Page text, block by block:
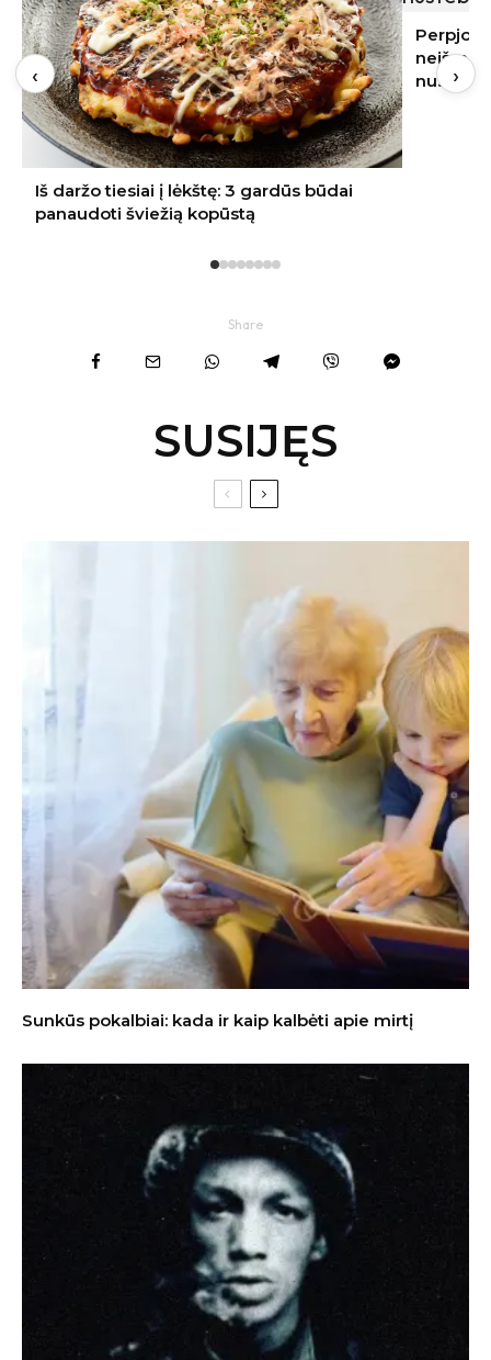
Perpjovė nesaldų arbūzą, bet jo
neišmetė: į stiklainį sudėtas vaisius
nustebino skoniu
‹ ›
Share
SUSIJĘS
Sunkūs pokalbiai: kada ir kaip kalbėti apie mirtį